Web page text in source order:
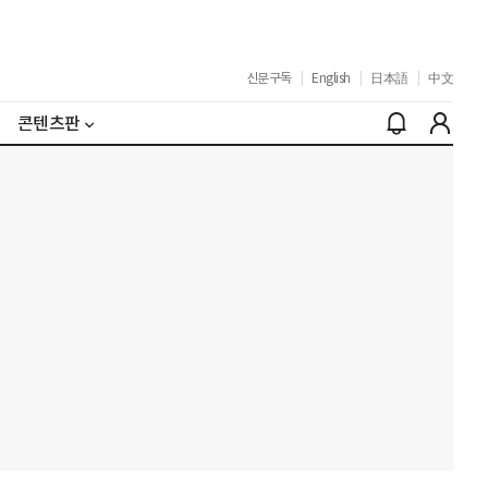
신문구독 English 日本語 中文
콘텐츠판